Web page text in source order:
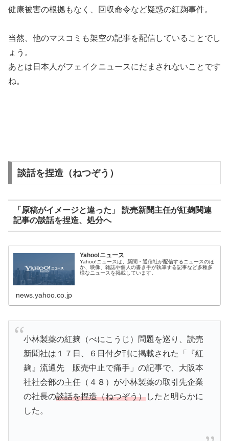
健康被害の根拠もなく、回収命令など疑惑の紅麹事件。
当然、他のマスコミも架空の記事を配信していることでし
ょう。
あとは日本人がフェイクニュースにだまされないことです
ね。
談話を捏造（ねつぞう）
「原稿がイメージと違った」 読売新聞主任が紅麹関連
記事の談話を捏造、処分へ
Yahoo!ニュース
Yahoo!ニュースは、新聞・通信社が配信するニュースのほ
か、映像、雑誌や個人の書き手が執筆する記事など多種多
様なニュースを掲載しています。
news.yahoo.co.jp
小林製薬の紅麹（べにこうじ）問題を巡り、読売
新聞社は１７日、６日付夕刊に掲載された「『紅
麹』流通先 販売中止で痛手」の記事で、大阪本
社社会部の主任（４８）が小林製薬の取引先企業
の社長の談話を捏造（ねつぞう）したと明らかに
した。